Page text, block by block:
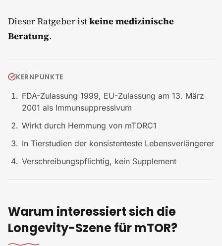
Dieser Ratgeber istkeine medizinische
Beratung.
KERNPUNKTE
FDA-Zulassung 1999, EU-Zulassung am 13. März
2001 als Immunsuppressivum
Wirkt durch Hemmung von mTORC1
In Tierstudien der konsistenteste Lebensverlängerer
Verschreibungspflichtig, kein Supplement
Warum interessiert sich die
Longevity-Szene für mTOR?